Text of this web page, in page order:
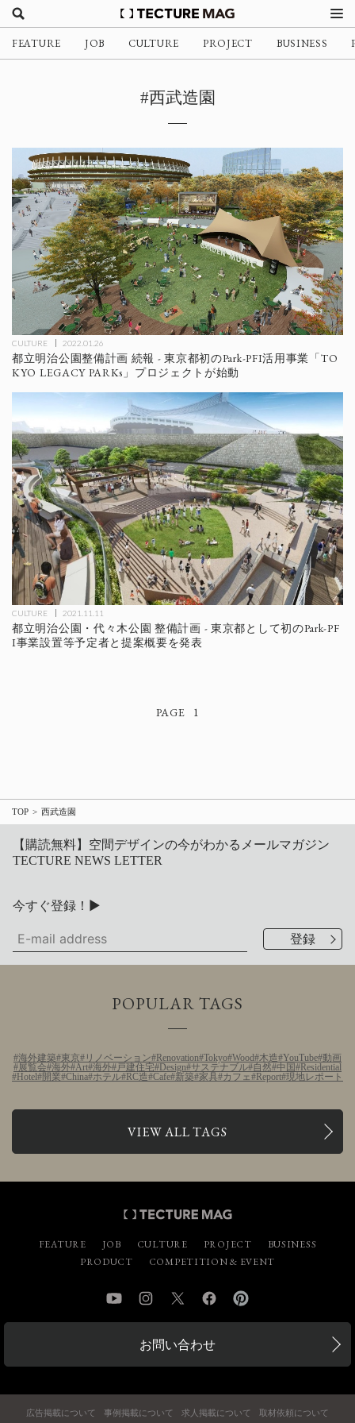
FEATURE JOB CULTURE PROJECT BUSINESS
#西武造園
CULTURE 2022.01.26
都立明治公園整備計画 続報 - 東京都初のPark-PFI活用事業「TO
KYO LEGACY PARKs」プロジェクトが始動
CULTURE 2021.11.11
都立明治公園・代々木公園 整備計画 - 東京都として初のPark-PF
I事業設置等予定者と提案概要を発表
1
TOP 西武造園
【購読無料】空間デザインの今がわかるメールマガジン
TECTURE NEWS LETTER
今すぐ登録！▶
POPULAR TAGS
海外建築 東京 リノベーション Renovation Tokyo Wood 木造 YouTube 動画
展覧会 海外 Art 海外 戸建住宅 Design サステナブル 自然 中国
Residential
Hotel 開業 China ホテル RC造 Cafe 新築 家具 カフェ Report 現地レポート
VIEW ALL TAGS
FEATURE JOB CULTURE PROJECT
BUSINESS
PRODUCT
COMPETITION & EVENT
YouTube InstagramTwitter Facebook
お問い合わせ
広告掲載について 事例掲載について 求人掲載について 取材依頼について